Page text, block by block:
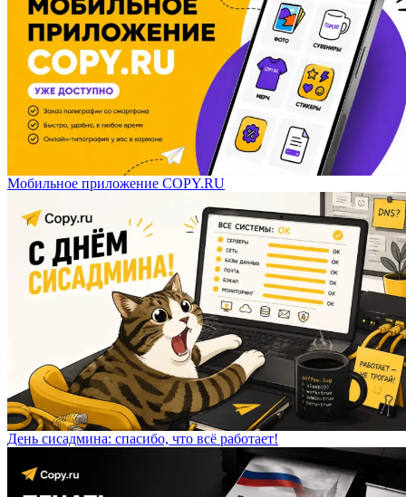
Мобильное приложение COPY.RU
День сисадмина: спасибо, что всё работает!